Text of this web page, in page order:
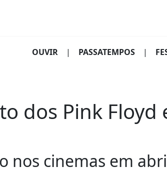
OUVIR (CURRENT)
| PASSATEMPOS |
dos Pink Floyd
nos cinemas em